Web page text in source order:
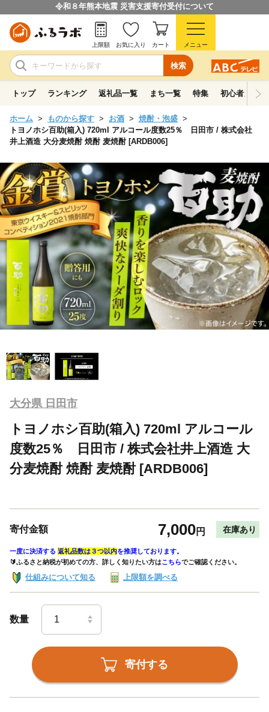
令和８年熊本地震 災害支援寄付受付について
検索
上限額 お気に入り カート メニュー
トップ ランキング 返礼品一覧 まち一覧 特集 初心者ガイド
ホーム ものから探す お酒
焼酎・泡盛
トヨノホシ百助(箱入) 720ml アルコール度数25％ 日田市 / 株式会社
井上酒造 大分麦焼酎 焼酎 麦焼酎 [ARDB006]
大分県 日田市
トヨノホシ百助(箱入) 720ml アルコール
度数25％ 日田市 / 株式会社井上酒造 大
分麦焼酎 焼酎 麦焼酎 [ARDB006]
寄付金額 7,000円 在庫あり
一度に決済する 返礼品数は３つ以内を推奨しております。
🔰ふるさと納税が初めての方、詳しく知りたい方はこちらでご確認ください。
仕組みについて知る 上限額を調べる
数量
寄付する